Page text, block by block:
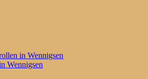
in Wennigsen
Wennigsen